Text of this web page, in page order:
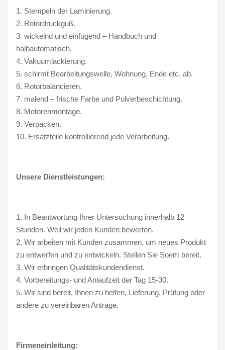
1. Stempeln der Laminierung.
2. Rotordruckguß.
3. wickelnd und einfügend – Handbuch und
halbautomatisch.
4. Vakuumlackierung.
5. schirmt Bearbeitungswelle, Wohnung, Ende etc. ab.
6. Rotorbalancieren.
7. malend – frische Farbe und Pulverbeschichtung.
8. Motorenmontage.
9. Verpacken.
10. Ersatzteile kontrollierend jede Verarbeitung.
Unsere Dienstleistungen:
1. In Beantwortung Ihrer Untersuchung innerhalb 12
Stunden. Weil wir jeden Kunden bewerten.
2. Wir arbeiten mit Kunden zusammen, um neues Produkt
zu entwerfen und zu entwickeln. Stellen Sie Soem bereit.
3. Wir erbringen Qualitätskundendienst.
4. Vorbereitungs- und Anlaufzeit der Tag 15-30.
5. Wir sind bereit, Ihnen zu helfen, Lieferung, Prüfung oder
andere zu vereinbaren Anträge.
Firmeneinleitung: